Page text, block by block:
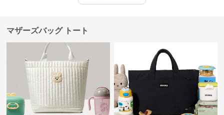
マザーズバッグ トート